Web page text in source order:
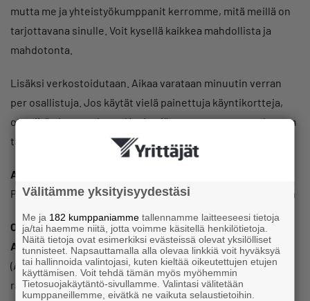
mutta me ja yhteistyökumppanit kerromme, mitä meillä on
tarjottavana sinulle. Voit kysellä kaikkea mahdollista ja
mahdotonta.
Lisäksi verkostoidutaan. Aikaa varataan minuutin verran
per osallistuja. Jos käytät vielä painettuja käyntikortteja,
ota niitä nippu mukaan. Uusien jäsenten aamu on maksuton
tilaisuus.
Aika: keskiviikko 5.4. kello 8-10.30
Paikka: Clarion Hotel Airport, Karhumäentie 5, 01530 Vantaa
OHJELMA
Aamiainen klo 8-9
(Aamiainen nautitaan omaan tahtiin klo 8 – 9 hotellin
ravintolassa, 1. kerros)
Välitämme yksityisyydestäsi
Me ja 182 kumppaniamme tallennamme laitteeseesi tietoja
ja/tai haemme niitä, jotta voimme käsitellä henkilötietoja.
Näitä tietoja ovat esimerkiksi evästeissä olevat yksilölliset
tunnisteet. Napsauttamalla alla olevaa linkkiä voit hyväksyä
tai hallinnoida valintojasi, kuten kieltää oikeutettujen etujen
käyttämisen. Voit tehdä tämän myös myöhemmin
Tietosuojakäytäntö-sivullamme. Valintasi välitetään
kumppaneillemme, eivätkä ne vaikuta selaustietoihin.